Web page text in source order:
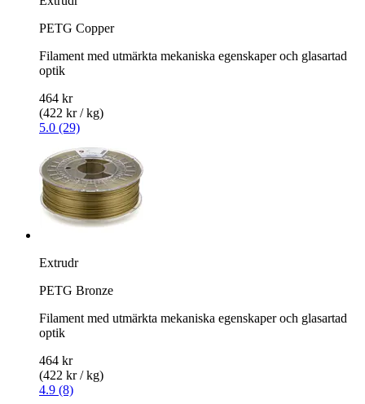
PETG Copper
Filament med utmärkta mekaniska egenskaper och glasartad
optik
464 kr
(422 kr / kg)
5.0 (29)
Extrudr
PETG Bronze
Filament med utmärkta mekaniska egenskaper och glasartad
optik
464 kr
(422 kr / kg)
4.9 (8)